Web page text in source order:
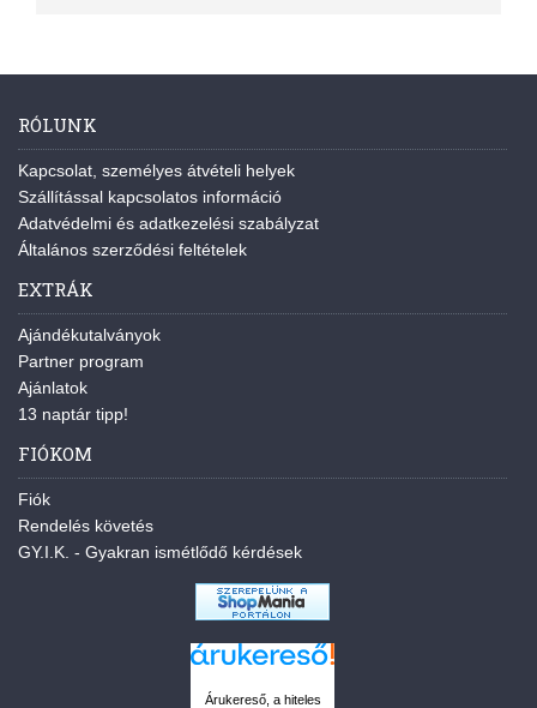
RÓLUNK
Kapcsolat, személyes átvételi helyek
Szállítással kapcsolatos információ
Adatvédelmi és adatkezelési szabályzat
Általános szerződési feltételek
EXTRÁK
Ajándékutalványok
Partner program
Ajánlatok
13 naptár tipp!
FIÓKOM
Fiók
Rendelés követés
GY.I.K. - Gyakran ismétlődő kérdések
Árukereső, a hiteles